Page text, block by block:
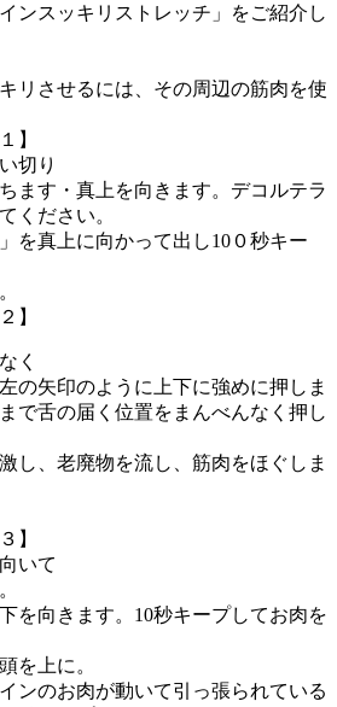
ンスッキリストレッチ」をご紹介し
リさせるには、その周辺の筋肉を使
】
切り
ます・真上を向きます。デコルテラ
ください。
を真上に向かって出し10０秒キー
】
く
の矢印のように上下に強めに押しま
で舌の届く位置をまんべんなく押し
し、老廃物を流し、筋肉をほぐしま
】
いて
を向きます。10秒キープしてお肉を
を上に。
ンのお肉が動いて引っ張られている